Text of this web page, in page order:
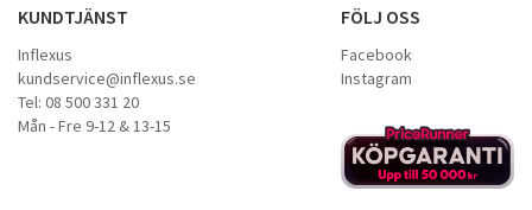
KUNDTJÄNST
Inflexus
kundservice@inflexus.se
Tel: 08 500 331 20
Mån - Fre 9-12 & 13-15
FÖLJ OSS
Facebook
Instagram